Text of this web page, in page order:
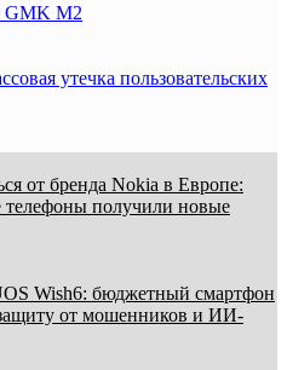
GMK M2
утечка пользовательских
от бренда Nokia в Европе:
получили новые
Wish6: бюджетный смартфон
от мошенников и ИИ-